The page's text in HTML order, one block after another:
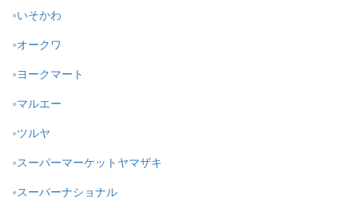
いそかわ
オークワ
ヨークマート
マルエー
ツルヤ
スーパーマーケットヤマザキ
スーパーナショナル